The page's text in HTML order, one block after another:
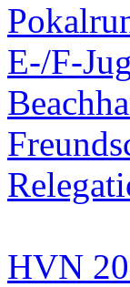
E-/F-
HVN